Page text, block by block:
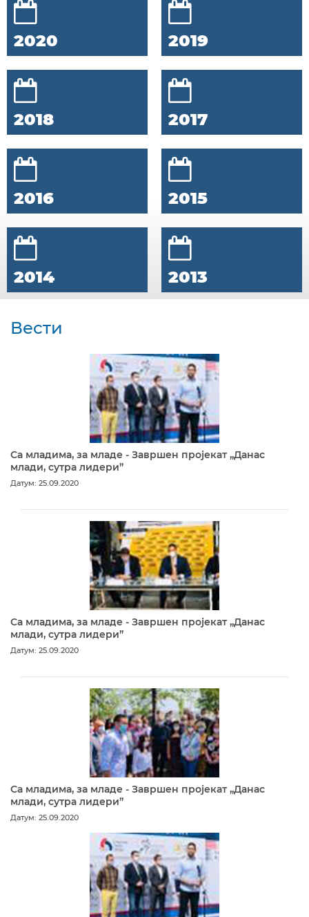
2020 2019
2018 2017
2016 2015
2014 2013
Вести
Са младима, за младе - Завршен пројекат „Данас
млади, сутра лидери”
Датум: 25.09.2020
Са младима, за младе - Завршен пројекат „Данас
млади, сутра лидери”
Датум: 25.09.2020
Са младима, за младе - Завршен пројекат „Данас
млади, сутра лидери”
Датум: 25.09.2020